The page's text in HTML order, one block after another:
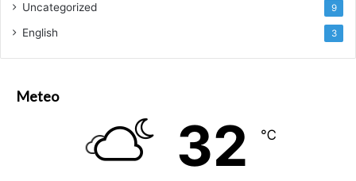
Uncategorized 9
English 3
Meteo
32 ℃